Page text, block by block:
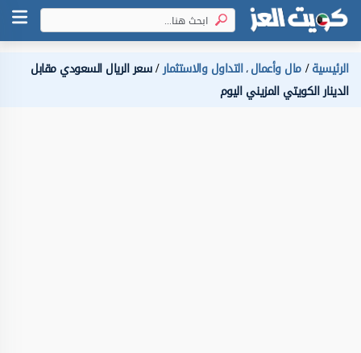
الرئيسية مال وأعمال،التداول والاستثمار سعر الريال السعودي مقابل
الدينار الكويتي المزيني اليوم